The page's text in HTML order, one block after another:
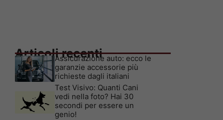
Articoli recenti
Assicurazione auto: ecco le
garanzie accessorie più
richieste dagli italiani
Test Visivo: Quanti Cani
vedi nella foto? Hai 30
secondi per essere un
genio!